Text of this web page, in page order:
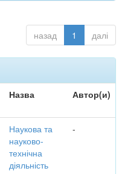
назад 1 далі
Назва Автор(и)
Наукова та
науково-
технічна
діяльність
-